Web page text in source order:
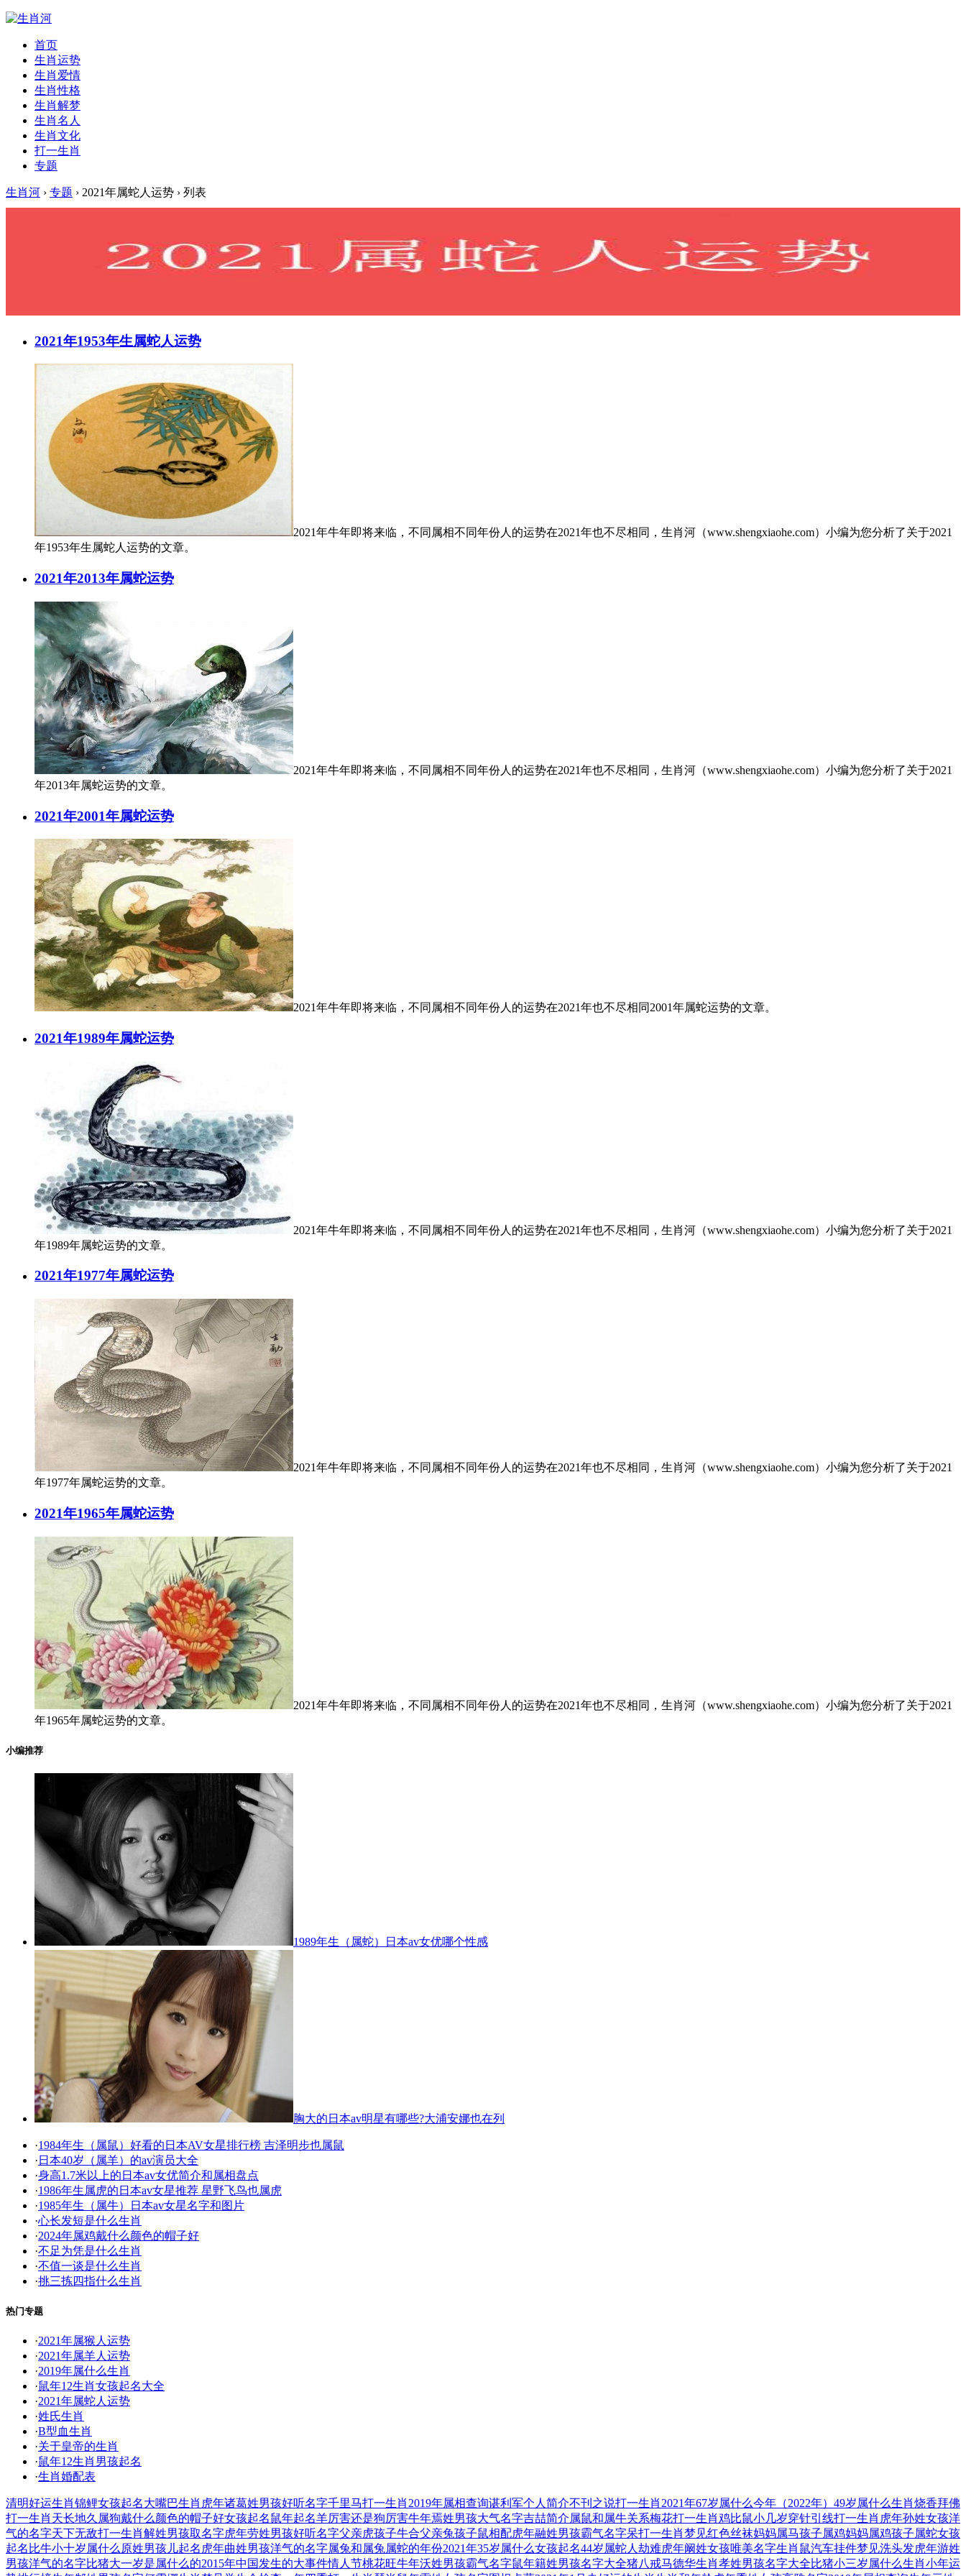
首页
生肖运势
生肖爱情
生肖性格
生肖解梦
生肖名人
生肖文化
打一生肖
专题
生肖河 › 专题 › 2021年属蛇人运势 › 列表
2021年1953年生属蛇人运势
2021年牛年即将来临，不同属相不同年份人的运势在2021年也不尽相同，生肖河（www.shengxiaohe.com）小编为您分析了关于2021
年1953年生属蛇人运势的文章。
2021年2013年属蛇运势
2021年牛年即将来临，不同属相不同年份人的运势在2021年也不尽相同，生肖河（www.shengxiaohe.com）小编为您分析了关于2021
年2013年属蛇运势的文章。
2021年2001年属蛇运势
2021年牛年即将来临，不同属相不同年份人的运势在2021年也不尽相同2001年属蛇运势的文章。
2021年1989年属蛇运势
2021年牛年即将来临，不同属相不同年份人的运势在2021年也不尽相同，生肖河（www.shengxiaohe.com）小编为您分析了关于2021
年1989年属蛇运势的文章。
2021年1977年属蛇运势
2021年牛年即将来临，不同属相不同年份人的运势在2021年也不尽相同，生肖河（www.shengxiaohe.com）小编为您分析了关于2021
年1977年属蛇运势的文章。
2021年1965年属蛇运势
2021年牛年即将来临，不同属相不同年份人的运势在2021年也不尽相同，生肖河（www.shengxiaohe.com）小编为您分析了关于2021
年1965年属蛇运势的文章。
小编推荐
1989年生（属蛇）日本av女优哪个性感
胸大的日本av明星有哪些?大浦安娜也在列
·1984年生（属鼠）好看的日本AV女星排行榜 吉泽明步也属鼠
· 日本40岁（属羊）的av演员大全
·身高1.7米以上的日本av女优简介和属相盘点
·1986年生属虎的日本av女星推荐 星野飞鸟也属虎
·1985年生（属牛）日本av女星名字和图片
·心长发短是什么生肖
·2024年属鸡戴什么颜色的帽子好
·不足为凭是什么生肖
·不值一谈是什么生肖
·挑三拣四指什么生肖
热门专题
·2021年属猴人运势
·2021年属羊人运势
·2019年属什么生肖
·鼠年12生肖女孩起名大全
·2021年属蛇人运势
·姓氏生肖
·B型血生肖
·关于皇帝的生肖
·鼠年12生肖男孩起名
·生肖婚配表
清明好运生肖锦鲤女孩起名大嘴巴生肖 虎年诸葛姓男孩好听名字千里马打一生肖 2019年属相查询谌利军个人简介不刊之说打一生肖 2021年67岁属什么今年（2022年）49岁属什么生肖烧香拜佛
打一生肖 天长地久 属狗戴什么颜色的帽子好女孩起名鼠年起名羊厉害还是狗厉害牛年焉姓男孩大气名字吉喆简介属鼠和属牛关系梅花打一生肖 鸡比鼠小几岁穿针引线打一生肖 虎年孙姓女孩洋
气的名字天下无敌打一生肖解姓男孩取名字虎年劳姓男孩好听名字父亲虎孩子牛合父亲兔孩子鼠相配虎年融姓男孩霸气名字呆打一生肖梦见红色丝袜妈妈属马孩子属鸡妈妈属鸡孩子属蛇女孩
起名 比牛小十岁属什么 原姓男孩儿起名 虎年曲姓男孩洋气的名字属兔和属兔属蛇的年份2021年35岁属什么女孩起名44岁属蛇人劫难虎年阚姓女孩唯美名字生肖鼠汽车挂件梦见洗头发虎年游姓
男孩洋气的名字比猪大一岁是属什么的2015年中国发生的大事件情人节桃花旺牛年沃姓男孩霸气名字鼠年籍姓男孩名字大全猪八戒马德华生肖孝姓男孩名字大全比猪小三岁属什么生肖小年运